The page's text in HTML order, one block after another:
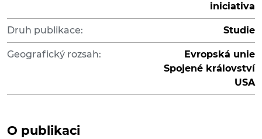
iniciativa
Druh publikace: Studie
Geografický rozsah:
Evropská unie
Spojené království
USA
O publikaci